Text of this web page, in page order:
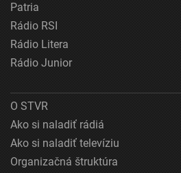
Patria
Rádio RSI
Rádio Litera
Rádio Junior
O STVR
Ako si naladiť rádiá
Ako si naladiť televíziu
Organizačná štruktúra